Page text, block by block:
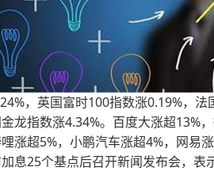
，英国富时100指数涨0.19%，法
龙指数涨4.34%。百度大涨超13%
涨超5%，小鹏汽车涨超4%，网易
息25个基点后召开新闻发布会，